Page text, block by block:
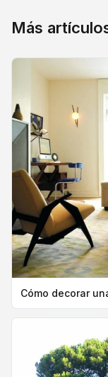
Más
Cómo decorar